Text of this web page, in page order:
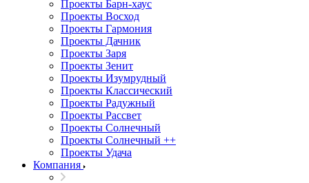
Проекты Барн-хаус
Проекты Восход
Проекты Гармония
Проекты Дачник
Проекты Заря
Проекты Зенит
Проекты Изумрудный
Проекты Классический
Проекты Радужный
Проекты Рассвет
Проекты Солнечный
Проекты Солнечный ++
Проекты Удача
Компания